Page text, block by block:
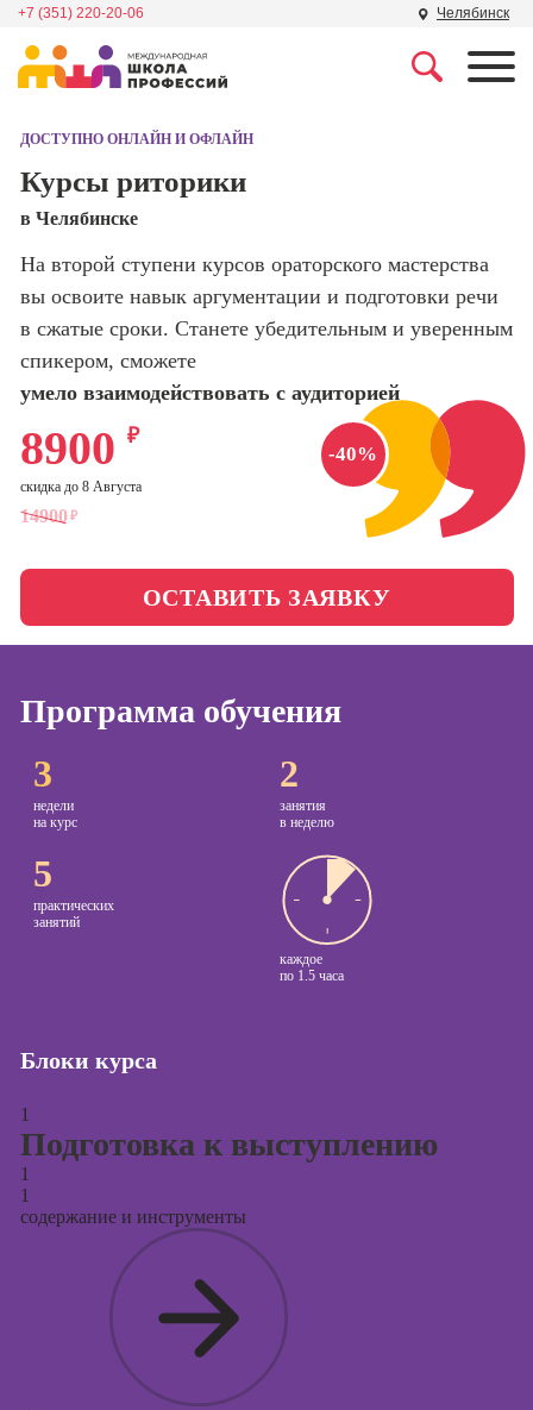
+7 (351) 220-20-06 Челябинск
Школа дизайна
программирования
Школа психологии
Школа актерского
Школа бизнеса и
управления
Фотошкола
Школа медиа
Онлайн-обучение
продвижение
сайтов)
Профессия
маркетолог
Профессия
Менеджер по
маркетингу в
социальных
сетях (SMM-
менеджер)
Профессия
сайтов на Tilda
ДОСТУПНО ОНЛАЙН И ОФЛАЙН
Курсы риторики
в Челябинске
На второй ступени курсов ораторского мастерства
вы освоите навык аргументации и подготовки речи
в сжатые сроки. Станете убедительным и уверенным
спикером, сможете
умело взаимодействовать с аудиторией
-40%
14900 ₽
8900 ₽
скидка до 8 Августа
ОСТАВИТЬ ЗАЯВКУ
Программа обучения
3
недели
на курс
2
занятия
в неделю
5
практических
занятий
каждое
по 1.5 часа
Блоки курса
1
Подготовка к выступлению
1
1
содержание и инструменты